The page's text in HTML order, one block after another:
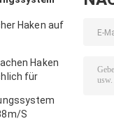
Haken auf
Haken
für
S